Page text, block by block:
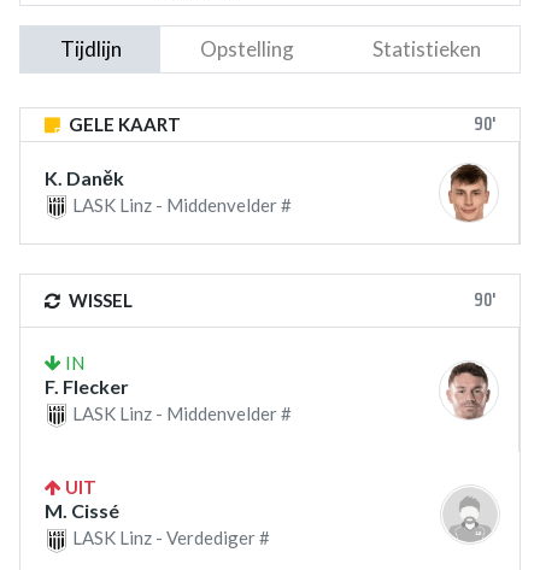
Tijdlijn Opstelling Statistieken
GELE KAART 90'
K. Daněk
LASK Linz - Middenvelder #
WISSEL 90'
IN
F. Flecker
LASK Linz - Middenvelder #
UIT
M. Cissé
LASK Linz - Verdediger #